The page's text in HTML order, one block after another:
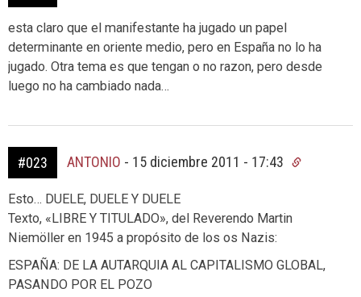
esta claro que el manifestante ha jugado un papel
determinante en oriente medio, pero en España no lo ha
jugado. Otra tema es que tengan o no razon, pero desde
luego no ha cambiado nada…
#023 ANTONIO - 15 diciembre 2011 - 17:43
Esto… DUELE, DUELE Y DUELE
Texto, «LIBRE Y TITULADO», del Reverendo Martin
Niemöller en 1945 a propósito de los os Nazis:
ESPAÑA: DE LA AUTARQUIA AL CAPITALISMO GLOBAL,
PASANDO POR EL POZO